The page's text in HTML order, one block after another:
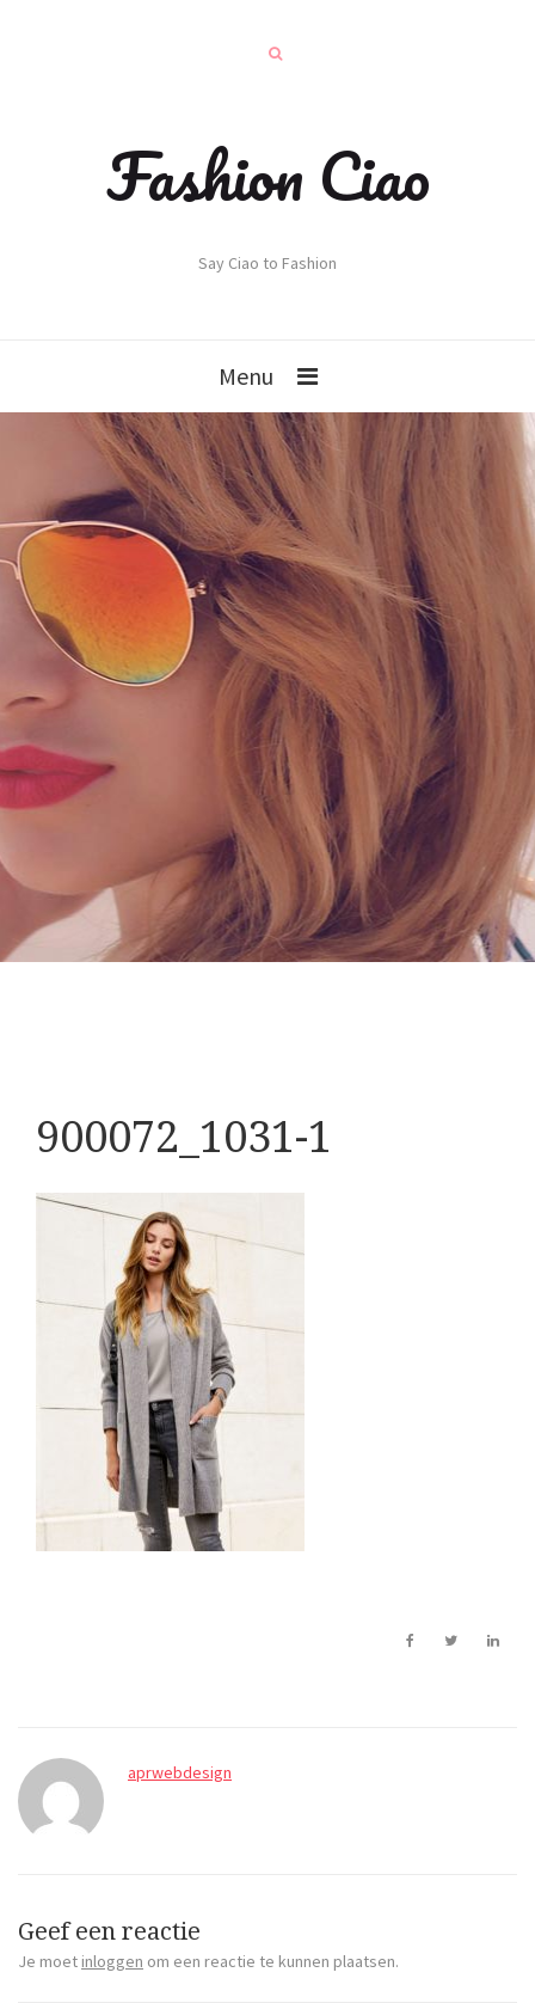
Fashion Ciao
Say Ciao to Fashion
Menu
900072_1031-1
aprwebdesign
Geef een reactie
Je moet inloggen om een reactie te kunnen plaatsen.